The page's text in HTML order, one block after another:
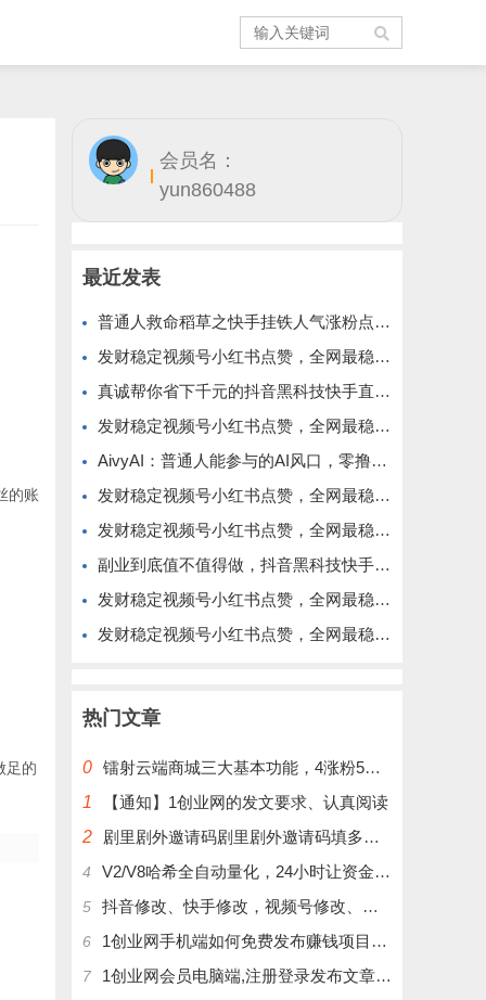
的账
足的
会员名：
yun860488
最近发表
普通人救命稻草之快手挂铁人气涨粉点赞抖音黑科技云端商城免费公布
发财稳定视频号小红书点赞，全网最稳定绿色的项目，小红书启动
真诚帮你省下千元的抖音黑科技快手直播间人气涨粉点赞云端商城免费送
发财稳定视频号小红书点赞，全网最稳定绿色的项目，全网一起推
AivyAI：普通人能参与的AI风口，零撸AVAX，首码上线速度上车！
发财稳定视频号小红书点赞，全网最稳定绿色的项目，价格拉满的哦
发财稳定视频号小红书点赞，全网最稳定绿色的项目，今年再加油
副业到底值不值得做，抖音黑科技快手上人涨粉云端商城真能逆袭赚钱
发财稳定视频号小红书点赞，全网最稳定绿色的项目，完美来拉新
发财稳定视频号小红书点赞，全网最稳定绿色的项目，完全自动了
热门文章
0 镭射云端商城三大基本功能，4涨粉5涨播放量6挂铁，为你揭开真实的面纱!
1
【通知】1创业网的发文要求、认真阅读
2
剧里剧外邀请码剧里剧外邀请码填多少呢？
4 V2/V8哈希全自动量化，24小时让资金为你打工！
5 抖音修改、快手修改，视频号修改、大屏修改|橱窗修改|抖店修改|、招代理可单独购买
6 1创业网手机端如何免费发布赚钱项目文章
7 1创业网会员电脑端,注册登录发布文章,操作介绍